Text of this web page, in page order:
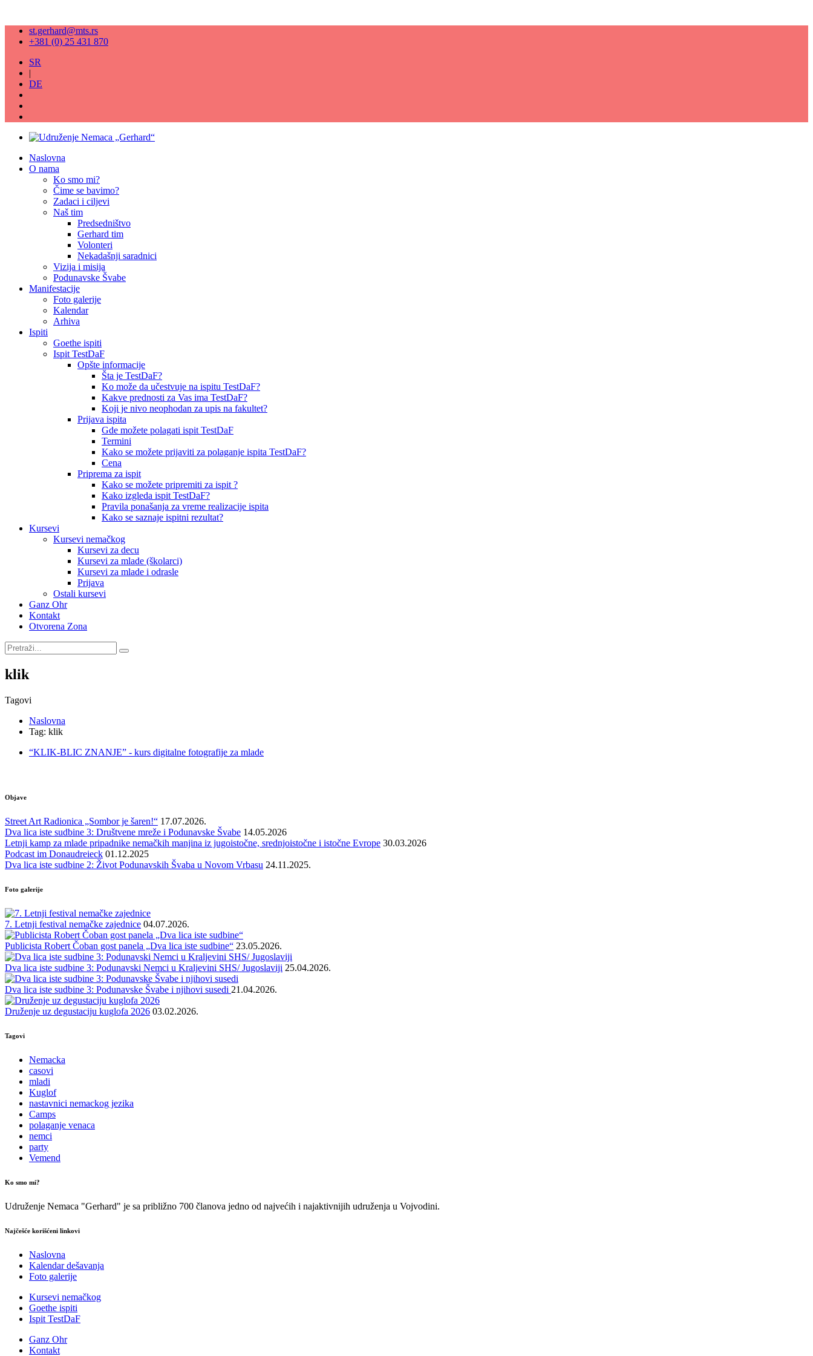
st.gerhard@mts.rs
+381 (0) 25 431 870
SR
|
DE
Naslovna
O nama
Ko smo mi?
Čime se bavimo?
Zadaci i ciljevi
Naš tim
Predsedništvo
Gerhard tim
Volonteri
Nekadašnji saradnici
Vizija i misija
Podunavske Švabe
Manifestacije
Foto galerije
Kalendar
Arhiva
Ispiti
Goethe ispiti
Ispit TestDaF
Opšte informacije
Šta je TestDaF?
Ko može da učestvuje na ispitu TestDaF?
Kakve prednosti za Vas ima TestDaF?
Koji je nivo neophodan za upis na fakultet?
Prijava ispita
Gde možete polagati ispit TestDaF
Termini
Kako se možete prijaviti za polaganje ispita TestDaF?
Cena
Priprema za ispit
Kako se možete pripremiti za ispit ?
Kako izgleda ispit TestDaF?
Pravila ponašanja za vreme realizacije ispita
Kako se saznaje ispitni rezultat?
Kursevi
Kursevi nemačkog
Kursevi za decu
Kursevi za mlade (školarci)
Kursevi za mlade i odrasle
Prijava
Ostali kursevi
Ganz Ohr
Kontakt
Otvorena Zona
klik
Tagovi
Naslovna
Tag: klik
“KLIK-BLIC ZNANJE” - kurs digitalne fotografije za mlade
Objave
Street Art Radionica „Sombor je šaren!“ 17.07.2026.
Dva lica iste sudbine 3: Društvene mreže i Podunavske Švabe 14.05.2026
Letnji kamp za mlade pripadnike nemačkih manjina iz jugoistočne, srednjoistočne i istočne Evrope 30.03.2026
Podcast im Donaudreieck 01.12.2025
Dva lica iste sudbine 2: Život Podunavskih Švaba u Novom Vrbasu 24.11.2025.
Foto galerije
7. Letnji festival nemačke zajednice 04.07.2026.
Publicista Robert Čoban gost panela „Dva lica iste sudbine“ 23.05.2026.
Dva lica iste sudbine 3: Podunavski Nemci u Kraljevini SHS/ Jugoslaviji 25.04.2026.
Dva lica iste sudbine 3: Podunavske Švabe i njihovi susedi 21.04.2026.
Druženje uz degustaciju kuglofa 2026 03.02.2026.
Tagovi
Nemacka
casovi
mladi
Kuglof
nastavnici nemackog jezika
Camps
polaganje venaca
nemci
party
Vemend
Ko smo mi?
Udruženje Nemaca "Gerhard" je sa približno 700 članova jedno od najvećih i najaktivnijih udruženja u Vojvodini.
Najčešće korišćeni linkovi
Naslovna
Kalendar dešavanja
Foto galerije
Kursevi nemačkog
Goethe ispiti
Ispit TestDaF
Ganz Ohr
Kontakt